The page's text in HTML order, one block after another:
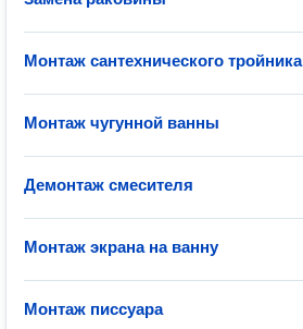
Монтаж сантехнического тройника
Монтаж чугунной ванны
Демонтаж смесителя
Монтаж экрана на ванну
Монтаж писсуара